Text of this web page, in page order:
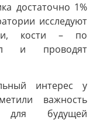
достаточно 1%
исследуют
кости – по
и проводят
интерес у
важность
для будущей